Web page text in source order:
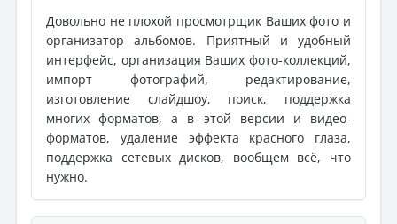
Довольно не плохой просмотрщик Ваших фото и
организатор альбомов. Приятный и удобный
интерфейс, организация Ваших фото-коллекций,
импорт фотографий, редактирование,
изготовление слайдшоу, поиск, поддержка
многих форматов, а в этой версии и видео-
форматов, удаление эффекта красного глаза,
поддержка сетевых дисков, вообщем всё, что
нужно.